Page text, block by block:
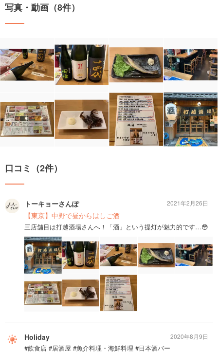
写真・動画（8件）
口コミ（2件）
トーキョーさんぽ
【東京】中野で昼からはしご酒
三店舗目は打越酒場さんへ！「酒」という提灯が魅力的です…😳
2021年2月26日
Holiday
#飲食店 #居酒屋 #魚介料理・海鮮料理 #日本酒バー
2020年8月9日